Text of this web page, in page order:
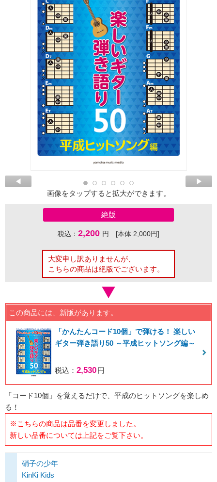
画像をタップすると拡大ができます。
絶版
税込： 2,200 円 [本体 2,000円]
大変申し訳ありませんが、
こちらの商品は絶版でございます。
この商品には、新版があります。
「かんたんコード10個」で弾ける！ 楽しい
ギター弾き語り50 ～平成ヒットソング編～
税込： 2,530円
「コード10個」を覚えるだけで、平成のヒットソングを楽しめ
る！
※こちらの商品は品番を変更しました。
新しい品番については上記をご覧下さい。
硝子の少年
KinKi Kids